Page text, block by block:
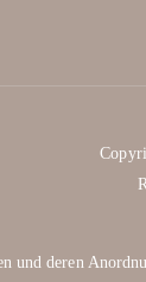
deren